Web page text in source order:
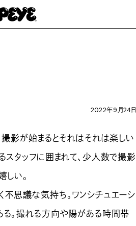
2022年9月24日
撮影が始まるとそれはそれは楽しい
スタッフに囲まれて、少人数で撮影
しい。
思議な気持ち。ワンシチュエーシ
る。撮れる方向や陽がある時間帯